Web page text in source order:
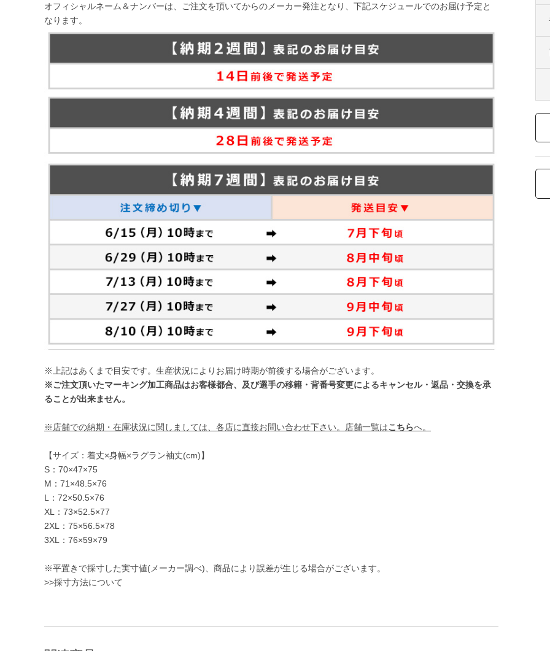
オフィシャルネーム＆ナンバーは、ご注文を頂いてからのメーカー発注となり、下記スケジュールでのお届け予定と
なります。
※上記はあくまで目安です。生産状況によりお届け時期が前後する場合がございます。
※ご注文頂いたマーキング加工商品はお客様都合、及び選手の移籍・背番号変更によるキャンセル・返品・交換を承
ることが出来ません。
※店舗での納期・在庫状況に関しましては、各店に直接お問い合わせ下さい。店舗一覧はこちらへ。
【サイズ：着丈×身幅×ラグラン袖丈(cm)】
S：70×47×75
M：71×48.5×76
L：72×50.5×76
XL：73×52.5×77
2XL：75×56.5×78
3XL：76×59×79
※平置きで採寸した実寸値(メーカー調べ)、商品により誤差が生じる場合がございます。
>>採寸方法について